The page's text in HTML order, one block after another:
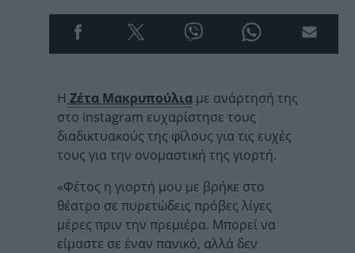
Η Ζέτα Μακρυπούλια με ανάρτησή της
στο instagram ευχαρίστησε τους
διαδικτυακούς της φίλους για τις ευχές
τους για την ονομαστική της γιορτή.
«Φέτος η γιορτή μου με βρήκε στο
θέατρο σε πυρετώδεις πρόβες λίγες
μέρες πριν την πρεμιέρα. Μπορεί να
είμαστε σε έναν πανικό, αλλά δεν